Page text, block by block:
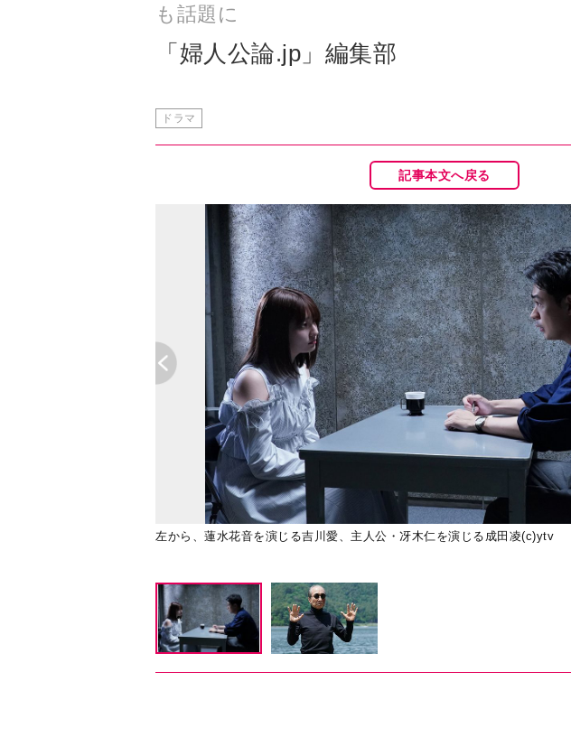
も話題に
「婦人公論.jp」編集部
ドラマ
記事本文へ戻る
左から、蓮水花音を演じる吉川愛、主人公・冴木仁を演じる成田凌(c)ytv